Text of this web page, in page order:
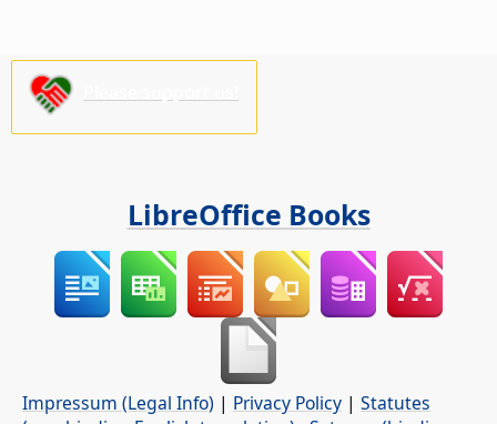
LibreOffice Books
Impressum (Legal Info) | Privacy Policy | Statutes